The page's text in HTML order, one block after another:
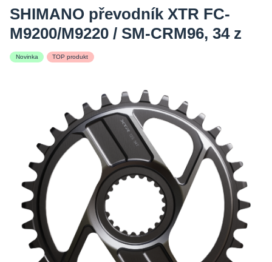
SHIMANO převodník XTR FC-
M9200/M9220 / SM-CRM96, 34 z
Novinka TOP produkt